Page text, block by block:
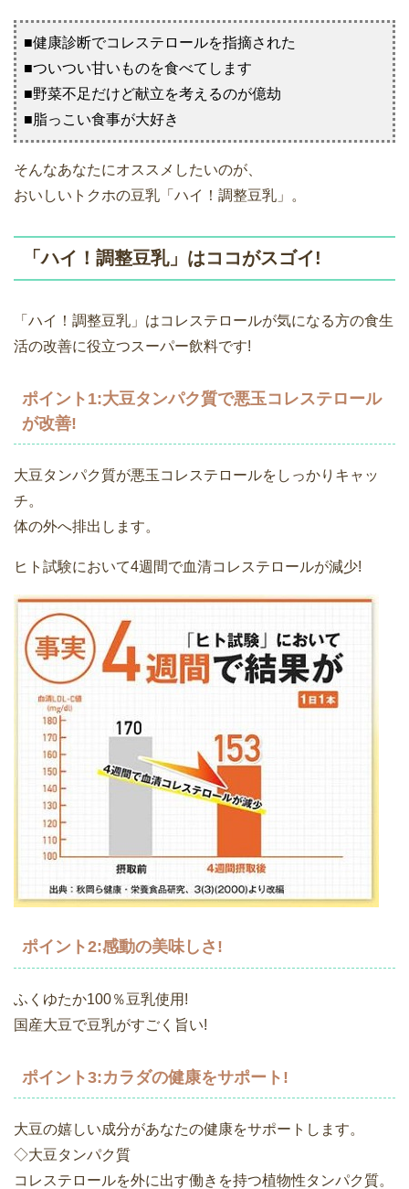
■健康診断でコレステロールを指摘された
■ついつい甘いものを食べてします
■野菜不足だけど献立を考えるのが億劫
■脂っこい食事が大好き
そんなあなたにオススメしたいのが、
おいしいトクホの豆乳「ハイ！調整豆乳」。
「ハイ！調整豆乳」はココがスゴイ!
「ハイ！調整豆乳」はコレステロールが気になる方の食生
活の改善に役立つスーパー飲料です!
ポイント1:大豆タンパク質で悪玉コレステロール
が改善!
大豆タンパク質が悪玉コレステロールをしっかりキャッ
チ。
体の外へ排出します。
ヒト試験において4週間で血清コレステロールが減少!
ポイント2:感動の美味しさ!
ふくゆたか100％豆乳使用!
国産大豆で豆乳がすごく旨い!
ポイント3:カラダの健康をサポート!
大豆の嬉しい成分があなたの健康をサポートします。
◇大豆タンパク質
コレステロールを外に出す働きを持つ植物性タンパク質。